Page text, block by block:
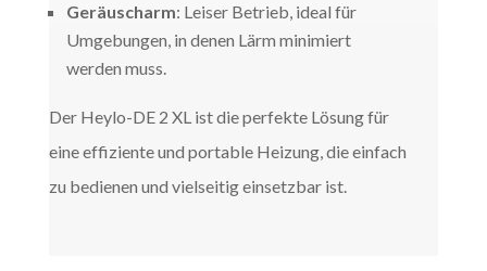
Geräuscharm: Leiser Betrieb, ideal für
Umgebungen, in denen Lärm minimiert
werden muss.
Der Heylo-DE 2 XL ist die perfekte Lösung für
eine effiziente und portable Heizung, die einfach
zu bedienen und vielseitig einsetzbar ist.